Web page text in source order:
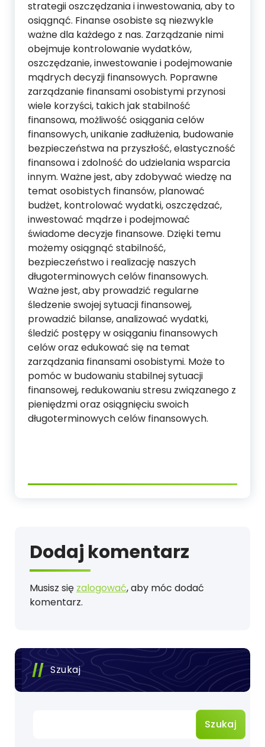
strategii oszczędzania i inwestowania, aby to
osiągnąć. Finanse osobiste są niezwykle
ważne dla każdego z nas. Zarządzanie nimi
obejmuje kontrolowanie wydatków,
oszczędzanie, inwestowanie i podejmowanie
mądrych decyzji finansowych. Poprawne
zarządzanie finansami osobistymi przynosi
wiele korzyści, takich jak stabilność
finansowa, możliwość osiągania celów
finansowych, unikanie zadłużenia, budowanie
bezpieczeństwa na przyszłość, elastyczność
finansowa i zdolność do udzielania wsparcia
innym. Ważne jest, aby zdobywać wiedzę na
temat osobistych finansów, planować
budżet, kontrolować wydatki, oszczędzać,
inwestować mądrze i podejmować
świadome decyzje finansowe. Dzięki temu
możemy osiągnąć stabilność,
bezpieczeństwo i realizację naszych
długoterminowych celów finansowych.
Ważne jest, aby prowadzić regularne
śledzenie swojej sytuacji finansowej,
prowadzić bilanse, analizować wydatki,
śledzić postępy w osiąganiu finansowych
celów oraz edukować się na temat
zarządzania finansami osobistymi. Może to
pomóc w budowaniu stabilnej sytuacji
finansowej, redukowaniu stresu związanego z
pieniędzmi oraz osiągnięciu swoich
długoterminowych celów finansowych.
Dodaj komentarz
Musisz się zalogować, aby móc dodać
komentarz.
Szukaj
Szukaj